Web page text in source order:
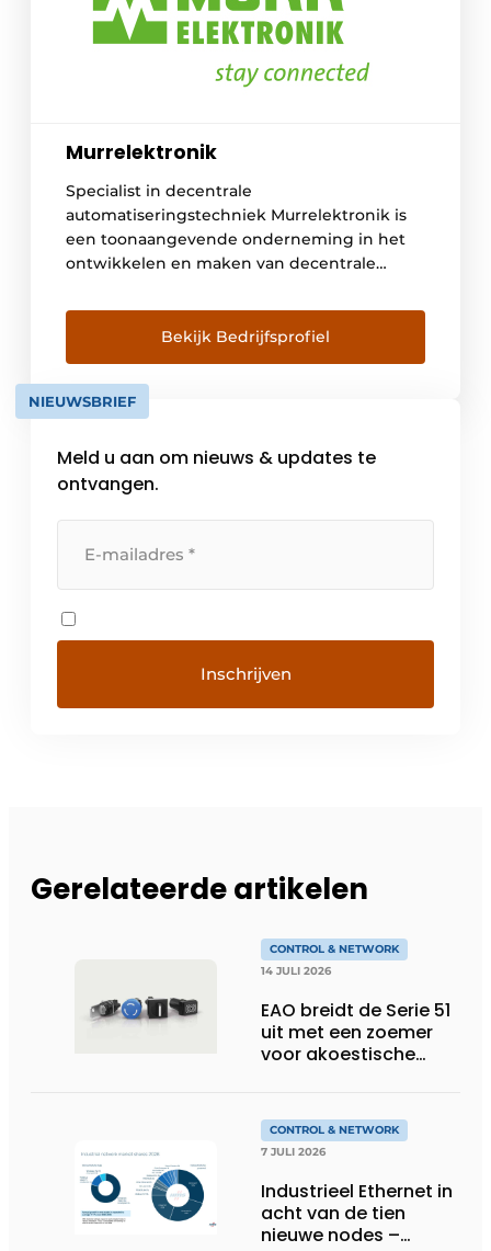
Murrelektronik
Specialist in decentrale
automatiseringstechniek Murrelektronik is
een toonaangevende onderneming in het
ontwikkelen en maken van decentrale
installaties. We richten ons op vier
kerngebieden: stroomvoorziening,
interfaces, aansluitkabels en IO-systemen.
Uniek zijn onze innovatieve
kwaliteitsproducten, ons uitgesproken oog
maken uw machines en installaties beter.
Wie […]
Bekijk Bedrijfsprofiel
NIEUWSBRIEF
Meld u aan om nieuws & updates te
ontvangen.
Gerelateerde artikelen
CONTROL & NETWORK
14 JULI 2026
EAO breidt de Serie 51
uit met een zoemer
voor akoestische
CONTROL & NETWORK
7 JULI 2026
Industrieel Ethernet in
acht van de tien
nieuwe nodes –